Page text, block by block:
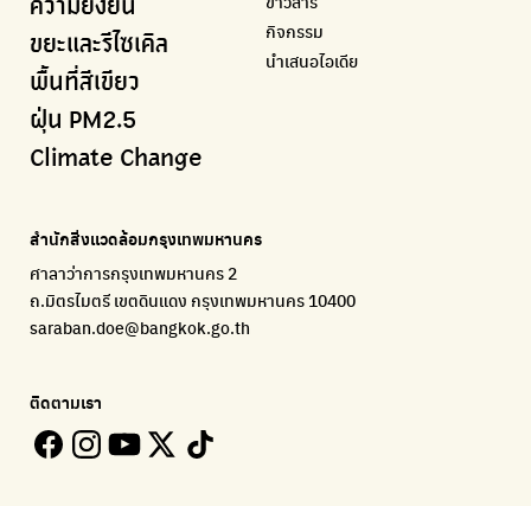
BKK Zero Waste
กรุงเทพฯไม่เทรวม
ลุงซาเล้งกับขยะที่หายไป
CHULA Zero Waste
จัดการขยะภายในพื้นที่อย่างเป็นระบบ
แพลตฟอร์มเพื่อสิ่งแวดล้อม
ติดตามความคืบหน้านโยบายกรุงเทพมหานคร
Kong Green Green
กรมควบคุมมลพิษ
แหล่งข้อมูลเกี่ยวกับมาตรฐานคุณภาพอากาศ น้ำ และเสียง
มูลนิธิโลกสีเขียว
How to ting
การแยกขยะให้สนุก
แพลตฟอร์มการจัดการพลาสติกชีวภาพหลังการกินดื่ม
รับซื้อขยะถึงบ้าน
ECOLIFE
Greenpeace
มูลนิธิสภาประชาชนเพื่อสิ่งแวดล้อม
สำนักสิ่งแวดล้อม กรุงเทพมหานคร
เตะฝุ่น
แผนที่การระบายอากาศในช่วงสูงสุดของแต่ละวัน
กระทรวงทรัพยากรธรรมชาติและสิ่งแวดล้อม
กรมส่งเสริมคุณภาพและสิ่งแวดล้อม
Carbon Footprint Thailand
เรียนรู้เครื่องมือคำนวณคาร์บอนฟุตพริ้นท์
กรมอุตุนิยมวิทยา
Net Zero Carbon
Everything about our planet and more
35 Hours Bangkok Nature Play
โครงการ 35 ชั่วโมงการเรียนรู้ธรรมชาติผ่านการเล่น
ความยั่งยืน
ขยะและรีไซเคิล
พื้นที่สีเขียว
ฝุ่น PM2.5
Climate Change
กิจกรรม
นำเสนอไอเดีย
สำนักสิ่งแวดล้อมกรุงเทพมหานคร
ศาลาว่าการกรุงเทพมหานคร 2
ถ.มิตรไมตรี เขตดินแดง กรุงเทพมหานคร 10400
saraban.doe@bangkok.go.th
ติดตามเรา